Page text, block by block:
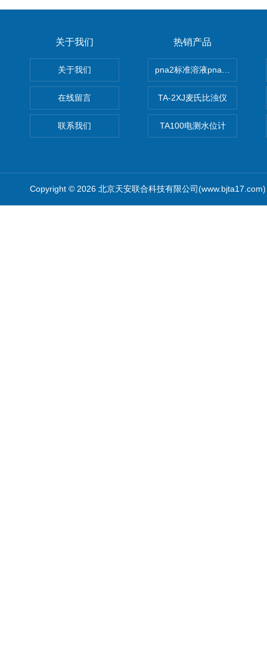
关于我们
关于我们
在线留言
联系我们
热销产品
pna2标准溶液pna3 pna4
TA-2XJ麦氏比浊仪
TA100电测水位计
Copyright © 2026 北京天安联合科技有限公司